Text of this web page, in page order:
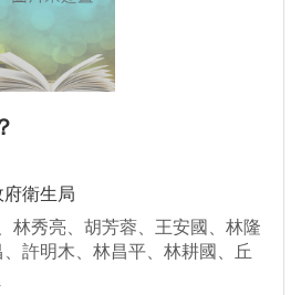
衛生局
林秀亮、胡芳蓉、王安國、林隆
許明木、林昌平、林耕國、丘
、許芳源、陳幸宜、王雅君、